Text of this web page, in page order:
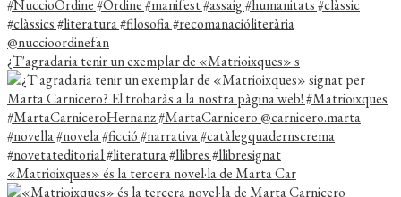
¿T'agradaria tenir un exemplar de «Matrioixques» s
«Matrioixques» és la tercera novel·la de Marta Car